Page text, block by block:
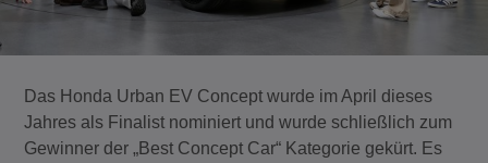
Das Honda Urban EV Concept wurde im April dieses
Jahres als Finalist nominiert und wurde schließlich zum
Gewinner der „Best Concept Car“ Kategorie gekürt. Es